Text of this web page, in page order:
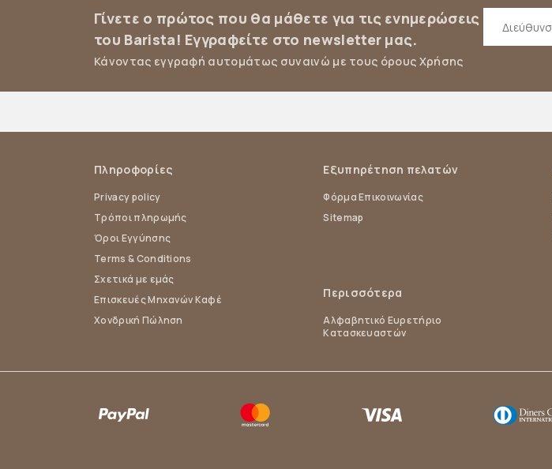
Γίνετε ο πρώτος που θα μάθετε για τις ενημερώσεις
του Barista! Εγγραφείτε στο newsletter μας.
Κάνοντας εγγραφή αυτομάτως συναινώ με τους όρους Χρήσης
Πληροφορίες
Privacy policy
Τρόποι πληρωμής
Όροι Εγγύησης
Terms & Conditions
Σχετικά με εμάς
Επισκευές Μηχανών Καφέ
Χονδρική Πώληση
Εξυπηρέτηση πελατών
Φόρμα Επικοινωνίας
Sitemap
Περισσότερα
Αλφαβητικό Ευρετήριο
Κατασκευαστών